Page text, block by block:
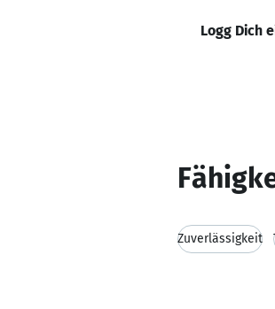
Logg Dich
Zuverlässigkeit